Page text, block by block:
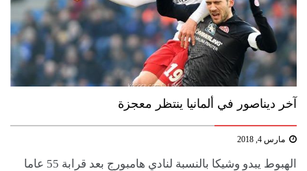
آخر ديناصور في ألمانيا ينتظر معجزة
مارس 4, 2018
الهبوط يبدو وشيكا بالنسبة لنادي هامبورج بعد قرابة 55 عاما